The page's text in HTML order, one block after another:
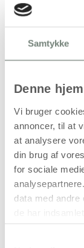
Samtykke
Denne
Vi bruger
annoncer, til at
at analysere
din brug af
for sociale
data med andre
På lager